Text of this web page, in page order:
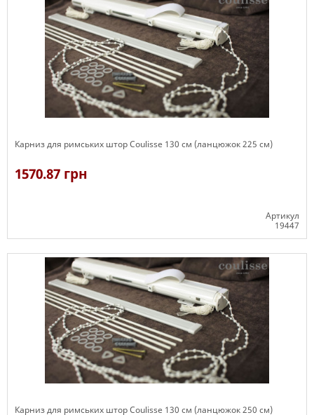
Карниз для римських штор Coulisse 130 см (ланцюжок 225 см)
1570.87 грн
Артикул
19447
Карниз для римських штор Coulisse 130 см (ланцюжок 250 см)